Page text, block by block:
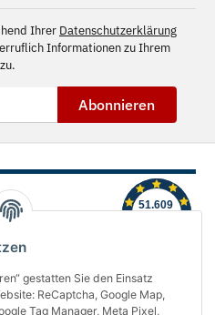
gestatten Sie den Einsatz
ReCaptcha, Google Map,
Tag Manager, Meta Pixel,
Ihrer Datenschutzerklärung
Informationen zu Ihrem
Abonnieren